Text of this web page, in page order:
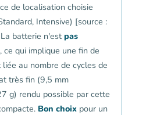
de localisation choisie
Intensive) [source :
batterie n'est pas
, ce qui implique une fin de
au nombre de cycles de
très fin (9,5 mm
g) rendu possible par cette
Bon choixpour un